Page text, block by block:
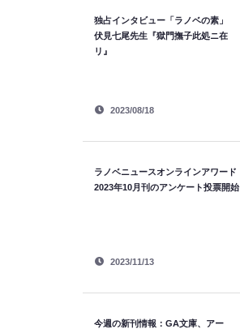
独占インタビュー「ラノベの素」
伏見七尾先生『獄門撫子此処ニ在
リ』
2023/08/18
ラノベニュースオンラインアワード
2023年10月刊のアンケート投票開始
2023/11/13
今週の新刊情報：GA文庫、アー